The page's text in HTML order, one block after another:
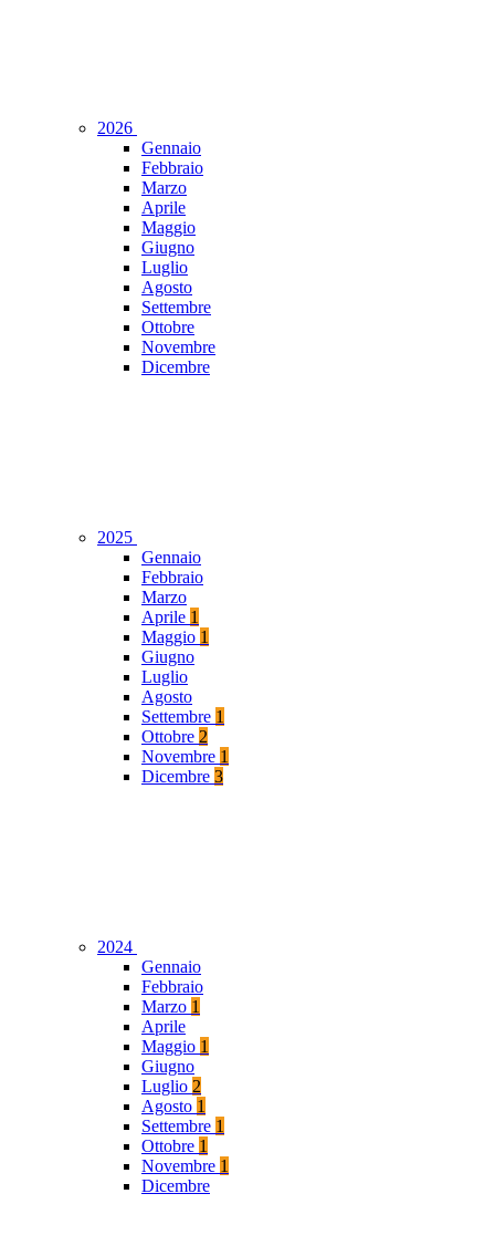
2026
Gennaio
Febbraio
Marzo
Aprile
Maggio
Giugno
Luglio
Agosto
Settembre
Ottobre
Novembre
Dicembre
2025
Gennaio
Febbraio
Marzo
Aprile 1
Maggio 1
Giugno
Luglio
Agosto
Settembre 1
Ottobre 2
Novembre 1
Dicembre 3
2024
Gennaio
Febbraio
Marzo 1
Aprile
Maggio 1
Giugno
Luglio 2
Agosto 1
Settembre 1
Ottobre 1
Novembre 1
Dicembre